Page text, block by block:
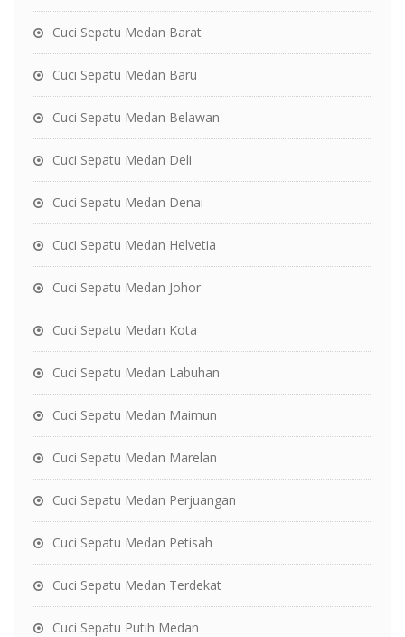
Cuci Sepatu Medan Barat
Cuci Sepatu Medan Baru
Cuci Sepatu Medan Belawan
Cuci Sepatu Medan Deli
Cuci Sepatu Medan Denai
Cuci Sepatu Medan Helvetia
Cuci Sepatu Medan Johor
Cuci Sepatu Medan Kota
Cuci Sepatu Medan Labuhan
Cuci Sepatu Medan Maimun
Cuci Sepatu Medan Marelan
Cuci Sepatu Medan Perjuangan
Cuci Sepatu Medan Petisah
Cuci Sepatu Medan Terdekat
Cuci Sepatu Putih Medan